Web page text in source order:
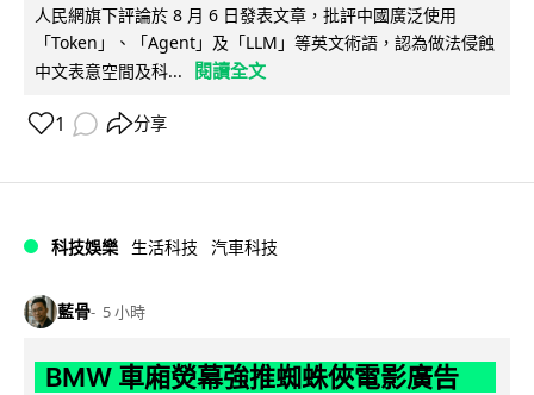
人民網旗下評論於 8 月 6 日發表文章，批評中國廣泛使用
「Token」、「Agent」及「LLM」等英文術語，認為做法侵蝕
中文表意空間及科...
閱讀全文
1 分享
科技娛樂 生活科技 汽車科技
藍骨 5 小時
BMW 車廂熒幕強推蜘蛛俠電影廣告